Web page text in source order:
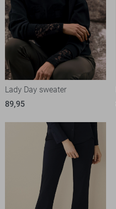
Lady Day sweater
89,95